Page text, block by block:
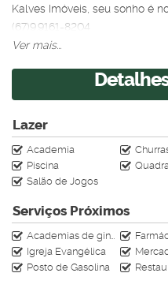
Kalves Imóveis, seu sonho é
(67)9.9161-8204
Ver mais...
Lazer
Academia
Piscina
Salão de Jogos
Serviços Próximos
Academias de ginástica
Igreja Evangélica
Posto de Gasolina